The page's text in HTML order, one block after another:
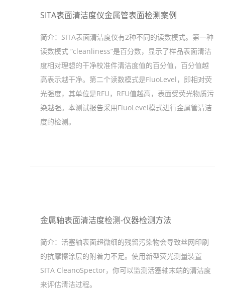
SITA表面清洁度仪金属管表面检测案例
简介： SITA表面清洁度仪有2种不同的读数模式。第一种
读数模式 “cleanliness”是百分数，显示了样品表面清洁
度相对理想的干净校准件清洁度值的百分值，百分值越
高表示越干净。第二个读数模式是FluoLevel，即相对荧
光强度，其单位是RFU，RFU值越高，表面受荧光物质污
染越强。本测试报告采用FluoLevel模式进行金属管清洁
度的检测。
金属轴表面清洁度检测-仪器检测方法
简介： 活塞轴表面超微细的残留污染物会导致丝网印刷
的抗摩擦涂层的附着力不足。使用新型荧光测量装置
SITA CleanoSpector，你可以监测活塞轴末端的清洁度
来评估清洁过程。